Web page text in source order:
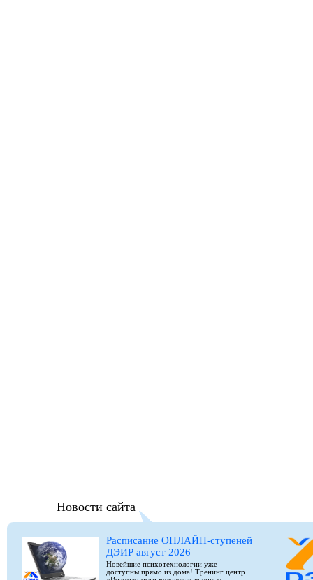
Новости сайта
Расписание ОНЛАЙН-ступеней
ДЭИР август 2026
Новейшие психотехнологии уже
доступны прямо из дома! Тренинг центр